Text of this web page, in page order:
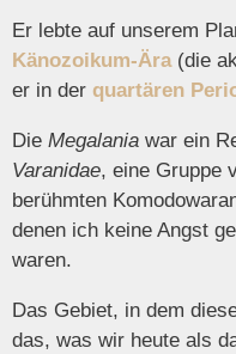
Er lebte auf unserem
Känozoikum-Ära(die
er in der quartären
Die Megalania war ein
Varanidae, eine Gruppe
berühmten
denen ich keine Angst
waren.
Das Gebiet, in dem
das, was wir heute als